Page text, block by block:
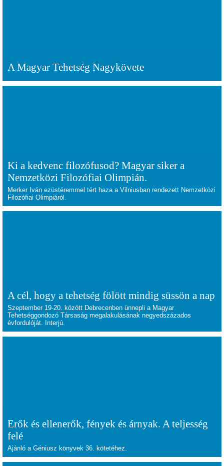
A Magyar Tehetség Nagykövete
Ki a kedvenc filozófusod? Magyar siker a
Nemzetközi Filozófiai Olimpián.
Merker Iván ezüstéremmel tért haza a Vilniusban rendezett Nemzetközi
Filozófiai Olimpiáról.
A cél, hogy a tehetség fölött mindig süssön a nap
Szeptember 19-20. között Debrecenben ünnepli a Magyar
Tehetséggondozó Társaság megalakulásának negyedszázados
évfordulóját. Interjú.
Erők és ellenerők, fények és árnyak. A teljesség
felé
Ajánló a Géniusz könyvek 36. kötetéhez.